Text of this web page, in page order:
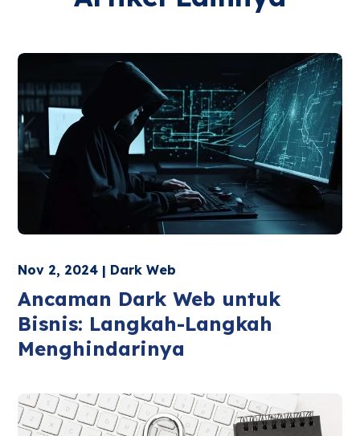
Nov 2, 2024 | Dark Web
Ancaman Dark Web untuk
Bisnis: Langkah-Langkah
Menghindarinya